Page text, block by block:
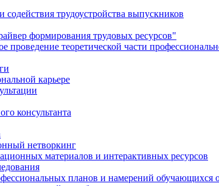
трудоустройства выпускников
формирования трудовых ресурсов"
проведение теоретической части
карьере
консультанта
нетворкинг
материалов и интерактивных ресурсов
планов и намерений обучающихся